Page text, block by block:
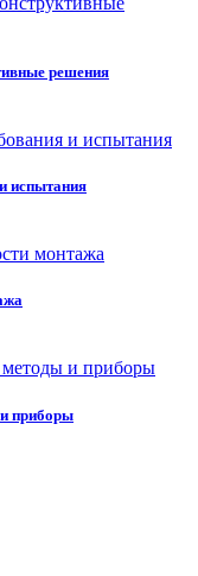
решения
испытания
приборы